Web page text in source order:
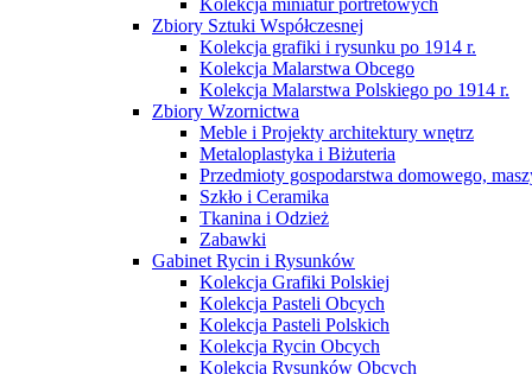
Kolekcja miniatur portretowych
Zbiory Sztuki Współczesnej
Kolekcja grafiki i rysunku po 1914 r.
Kolekcja Malarstwa Obcego
Kolekcja Malarstwa Polskiego po 1914 r.
Zbiory Wzornictwa
Meble i Projekty architektury wnętrz
Metaloplastyka i Biżuteria
Przedmioty gospodarstwa domowego,
Szkło i Ceramika
Tkanina i Odzież
Zabawki
Gabinet Rycin i Rysunków
Kolekcja Grafiki Polskiej
Kolekcja Pasteli Obcych
Kolekcja Pasteli Polskich
Kolekcja Rycin Obcych
Kolekcja Rysunków Obcych